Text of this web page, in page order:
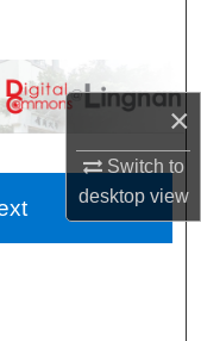
×
Switch to
desktopview